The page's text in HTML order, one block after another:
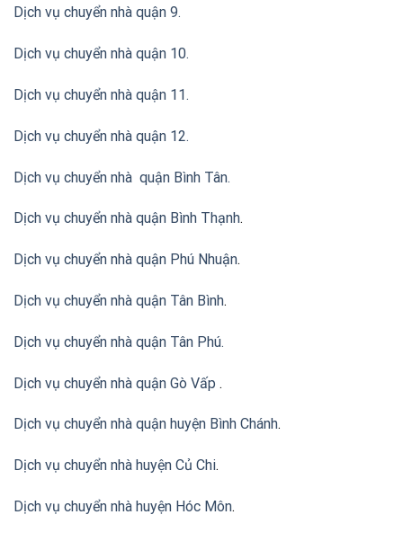
Dịch vụ chuyển nhà quận 9.
Dịch vụ chuyển nhà quận 10.
Dịch vụ chuyển nhà quận 11.
Dịch vụ chuyển nhà quận 12.
Dịch vụ chuyển nhà quận Bình Tân.
Dịch vụ chuyển nhà quận Bình Thạnh.
Dịch vụ chuyển nhà quận Phú Nhuận.
Dịch vụ chuyển nhà quận Tân Bình.
Dịch vụ chuyển nhà quận Tân Phú.
Dịch vụ chuyển nhà quận Gò Vấp .
Dịch vụ chuyển nhà quận huyện Bình Chánh.
Dịch vụ chuyển nhà huyện Củ Chi.
Dịch vụ chuyển nhà huyện Hóc Môn.